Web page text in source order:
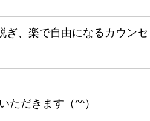
、楽で自由になるカウンセ
ただきます（^^）